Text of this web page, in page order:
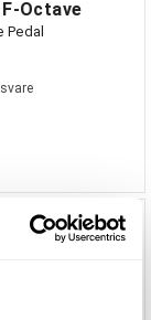
Octave
Pedal